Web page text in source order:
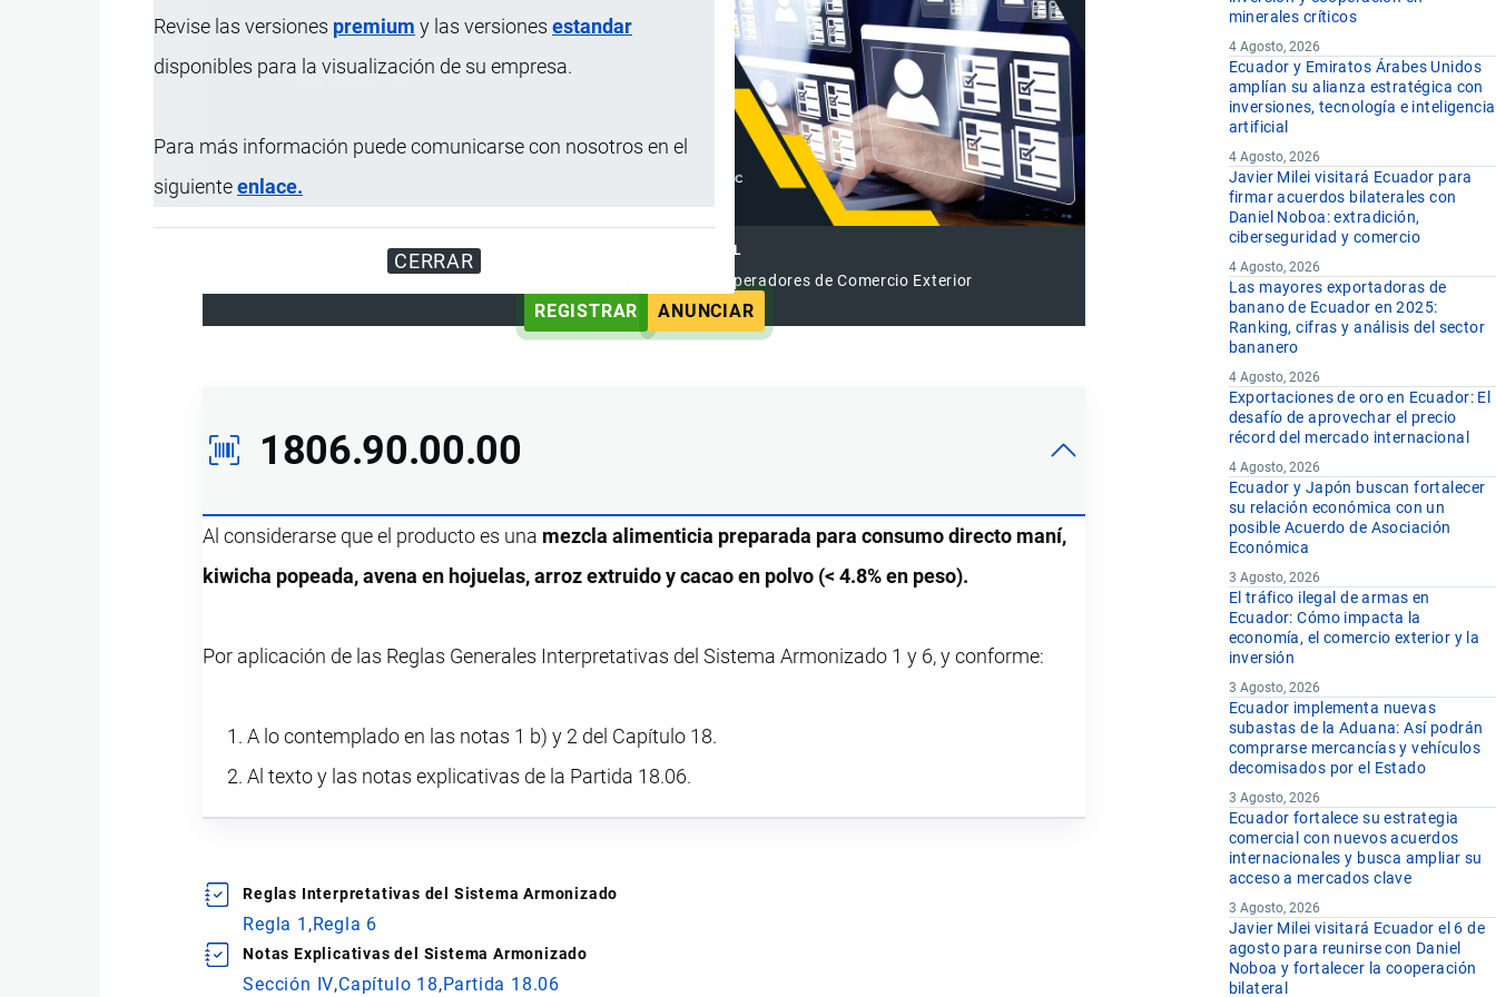
Revise las versiones premium y las versiones estandar
disponibles para la visualización de su empresa.
Para más información puede comunicarse con nosotros en el
siguienteenlace.
CERRAR DIRECTORIO INTERNACIONAL
Registre su Empresa en el Directorio Internacional de Operadores de Comercio Exterior
REGISTRAR ANUNCIAR
1806.90.00.00
Al considerarse que el producto es una mezcla alimenticia preparada para consumo directo maní,
kiwicha popeada, avena en hojuelas, arroz extruido y cacao en polvo (< 4.8% en peso).
Por aplicación de las Reglas Generales Interpretativas del Sistema Armonizado 1 y 6, y conforme:
A lo contemplado en las notas 1 b) y 2 del Capítulo 18.
Al texto y las notas explicativas de la Partida 18.06.
Reglas Interpretativas del Sistema Armonizado
Regla 1 Regla 6
Notas Explicativas del Sistema Armonizado
Sección IV Capítulo 18 Partida 18.06
minerales críticos
4 Agosto, 2026
Ecuador y Emiratos Árabes Unidos
amplían su alianza estratégica con
inversiones, tecnología e inteligencia
artificial
4 Agosto, 2026
Javier Milei visitará Ecuador para
firmar acuerdos bilaterales con
Daniel Noboa: extradición,
ciberseguridad y comercio
4 Agosto, 2026
Las mayores exportadoras de
banano de Ecuador en 2025:
Ranking, cifras y análisis del sector
bananero
4 Agosto, 2026
Exportaciones de oro en Ecuador: El
desafío de aprovechar el precio
récord del mercado internacional
4 Agosto, 2026
Ecuador y Japón buscan fortalecer
su relación económica con un
posible Acuerdo de Asociación
Económica
3 Agosto, 2026
El tráfico ilegal de armas en
Ecuador: Cómo impacta la
economía, el comercio exterior y la
inversión
3 Agosto, 2026
Ecuador implementa nuevas
subastas de la Aduana: Así podrán
comprarse mercancías y vehículos
decomisados por el Estado
3 Agosto, 2026
Ecuador fortalece su estrategia
comercial con nuevos acuerdos
internacionales y busca ampliar su
acceso a mercados clave
3 Agosto, 2026
Javier Milei visitará Ecuador el 6 de
agosto para reunirse con Daniel
Noboa y fortalecer la cooperación
bilateral